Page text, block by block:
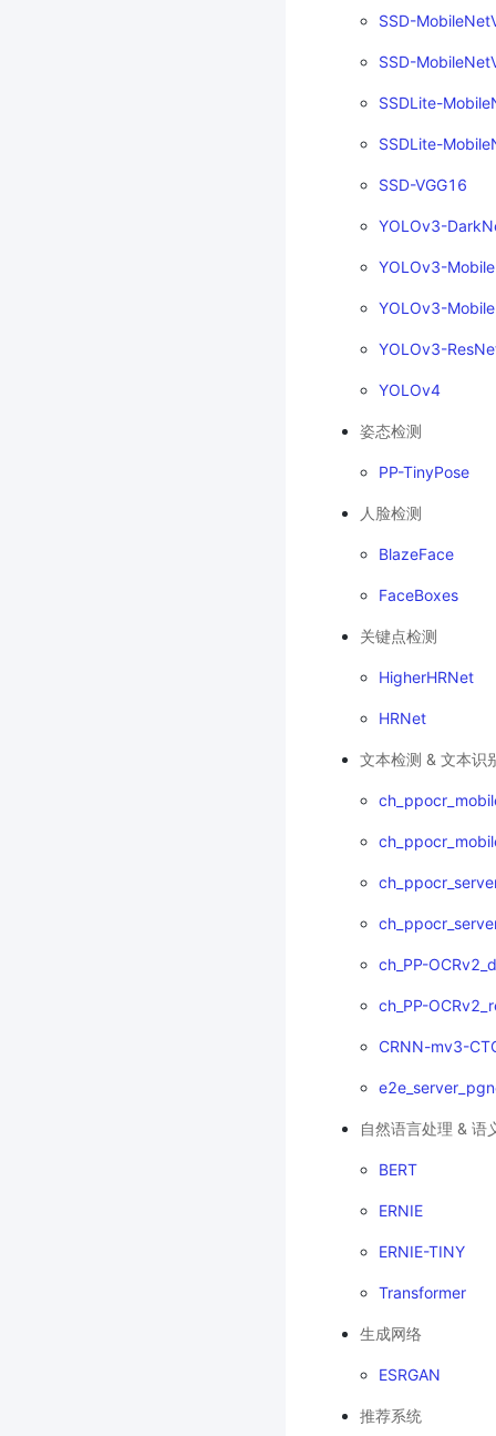
SSD-
SSD-
SSDLite-
SSDLite-
SSD-VGG16
YOLOv3-
YOLOv3-
YOLOv3-
YOLOv3-
YOLOv4
姿态检测
PP-TinyPose
人脸检测
BlazeFace
FaceBoxes
关键点检测
HigherHRNet
HRNet
文本检测 & 文本识
ch_PP-
ch_PP-
CRNN-mv3-
自然语言处理 & 语
BERT
ERNIE
ERNIE-TINY
Transformer
生成网络
ESRGAN
推荐系统